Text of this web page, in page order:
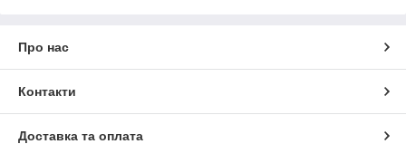
Про нас
Контакти
Доставка та оплата